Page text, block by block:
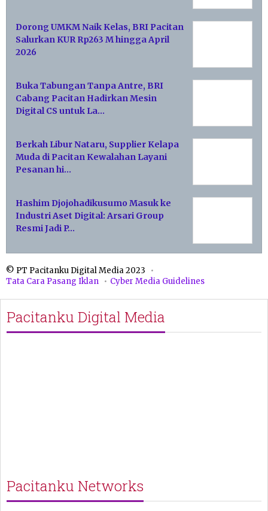
Dorong UMKM Naik Kelas, BRI Pacitan
Salurkan KUR Rp263 M hingga April
2026
Buka Tabungan Tanpa Antre, BRI
Cabang Pacitan Hadirkan Mesin
Digital CS untuk La…
Berkah Libur Nataru, Supplier Kelapa
Muda di Pacitan Kewalahan Layani
Pesanan hi…
Hashim Djojohadikusumo Masuk ke
Industri Aset Digital: Arsari Group
Resmi Jadi P…
© PT Pacitanku Digital Media 2023
Tata Cara Pasang Iklan
Cyber Media Guidelines
Pacitanku Digital Media
Pacitanku Networks